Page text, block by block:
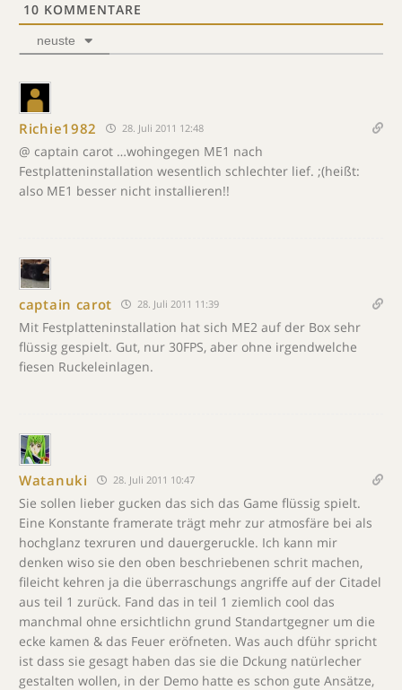
10 KOMMENTARE
neuste
Richie1982 28. Juli 2011 12:48
@ captain carot …wohingegen ME1 nach
Festplatteninstallation wesentlich schlechter lief. ;(heißt:
also ME1 besser nicht installieren!!
captain carot 28. Juli 2011 11:39
Mit Festplatteninstallation hat sich ME2 auf der Box sehr
flüssig gespielt. Gut, nur 30FPS, aber ohne irgendwelche
fiesen Ruckeleinlagen.
Watanuki 28. Juli 2011 10:47
Sie sollen lieber gucken das sich das Game flüssig spielt.
Eine Konstante framerate trägt mehr zur atmosfäre bei als
hochglanz texruren und dauergeruckle. Ich kann mir
denken wiso sie den oben beschriebenen schrit machen,
fileicht kehren ja die überraschungs angriffe auf der Citadel
aus teil 1 zurück. Fand das in teil 1 ziemlich cool das
manchmal ohne ersichtlichn grund Standartgegner um die
ecke kamen & das Feuer eröfneten. Was auch dführ spricht
ist dass sie gesagt haben das sie die Dckung natürlecher
gestalten wollen, in der Demo hatte es schon gute Ansätze,